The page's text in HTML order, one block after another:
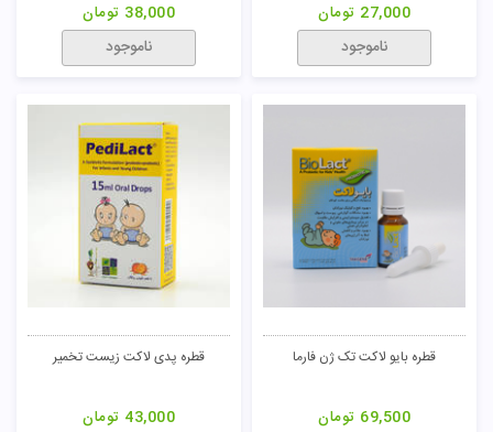
27,000 تومان
ناموجود
38,000 تومان
ناموجود
قطره بایو لاکت تک ژن فارما
69,500 تومان
قطره پدی لاکت زیست تخمیر
43,000 تومان